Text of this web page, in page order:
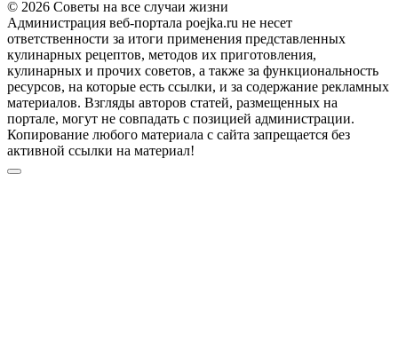
© 2026 Советы на все случаи жизни
Администрация веб-портала poejka.ru не несет
ответственности за итоги применения представленных
кулинарных рецептов, методов их приготовления,
кулинарных и прочих советов, а также за функциональность
ресурсов, на которые есть ссылки, и за содержание рекламных
материалов. Взгляды авторов статей, размещенных на
портале, могут не совпадать с позицией администрации.
Копирование любого материала с сайта запрещается без
активной ссылки на материал!